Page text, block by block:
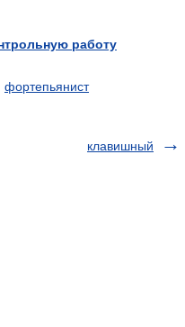
работу
фортепьянист
клавишный